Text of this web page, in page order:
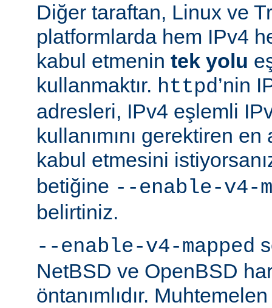
Diğer taraftan, Linux ve
platformlarda hem IPv4
kabul etmenin tek yolu
kullanmaktır. httpd’nin
adresleri, IPv4 eşlemli
kullanımını gerektiren
kabul etmesini
betiğine --enable-v4-
belirtiniz.
--enable-v4-mapped
NetBSD ve OpenBSD
öntanımlıdır.